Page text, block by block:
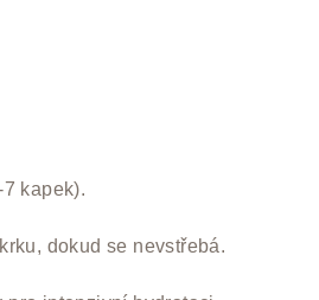
kapek).
dokud se nevstřebá.